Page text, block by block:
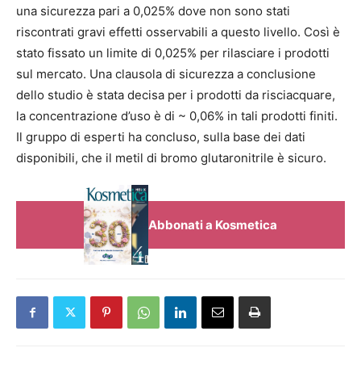
una sicurezza pari a 0,025% dove non sono stati
riscontrati gravi effetti osservabili a questo livello. Così è
stato fissato un limite di 0,025% per rilasciare i prodotti
sul mercato. Una clausola di sicurezza a conclusione
dello studio è stata decisa per i prodotti da risciacquare,
la concentrazione d’uso è di ~ 0,06% in tali prodotti finiti.
Il gruppo di esperti ha concluso, sulla base dei dati
disponibili, che il metil di bromo glutaronitrile è sicuro.
Abbonati a Kosmetica